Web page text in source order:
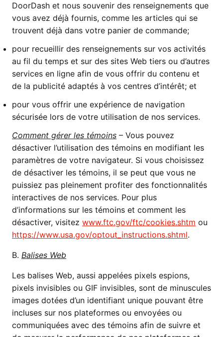
DoorDash et nous souvenir des renseignements que
vous avez déjà fournis, comme les articles qui se
trouvent déjà dans votre panier de commande;
pour recueillir des renseignements sur vos activités
au fil du temps et sur des sites Web tiers ou d’autres
services en ligne afin de vous offrir du contenu et
de la publicité adaptés à vos centres d’intérêt; et
pour vous offrir une expérience de navigation
sécurisée lors de votre utilisation de nos services.
Comment gérer les témoins – Vous pouvez
désactiver l’utilisation des témoins en modifiant les
paramètres de votre navigateur. Si vous choisissez
de désactiver les témoins, il se peut que vous ne
puissiez pas pleinement profiter des fonctionnalités
interactives de nos services. Pour plus
d’informations sur les témoins et comment les
désactiver, visitez www.ftc.gov/ftc/cookies.shtm ou
https://www.usa.gov/optout_instructions.shtml.
B. Balises Web
Les balises Web, aussi appelées pixels espions,
pixels invisibles ou GIF invisibles, sont de minuscules
images dotées d’un identifiant unique pouvant être
incluses sur nos plateformes ou envoyées ou
communiquées avec des témoins afin de suivre et